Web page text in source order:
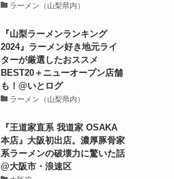
ラーメン（山梨県内）
『山梨ラーメンランキング
2024』ラーメン好き地元ライ
ターが厳選したおススメ
BEST20＋ニューオープン店舗
も！@いとログ
ラーメン（山梨県内）
『王道家直系 我道家 OSAKA
本店』大阪初出店。濃厚豚骨家
系ラーメンの破壊力に驚いた話
@大阪市・浪速区